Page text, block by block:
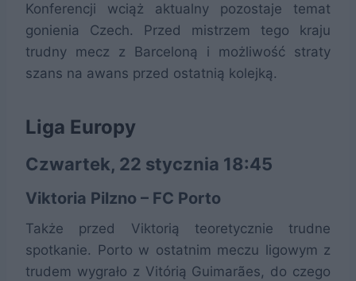
Konferencji wciąż aktualny pozostaje temat
gonienia Czech. Przed mistrzem tego kraju
trudny mecz z Barceloną i możliwość straty
szans na awans przed ostatnią kolejką.
Liga Europy
Czwartek, 22 stycznia 18:45
Viktoria Pilzno – FC Porto
Także przed Viktorią teoretycznie trudne
spotkanie. Porto w ostatnim meczu ligowym z
trudem wygrało z Vitórią Guimarães, do czego